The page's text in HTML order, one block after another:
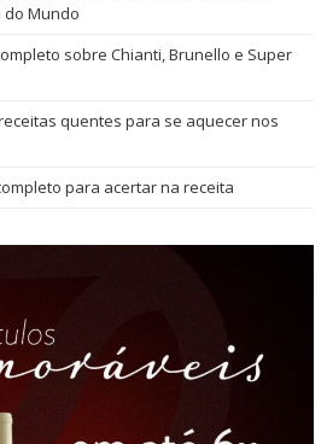
do Mundo
sobre Chianti, Brunello e Super
quentes para se aquecer nos
para acertar na receita